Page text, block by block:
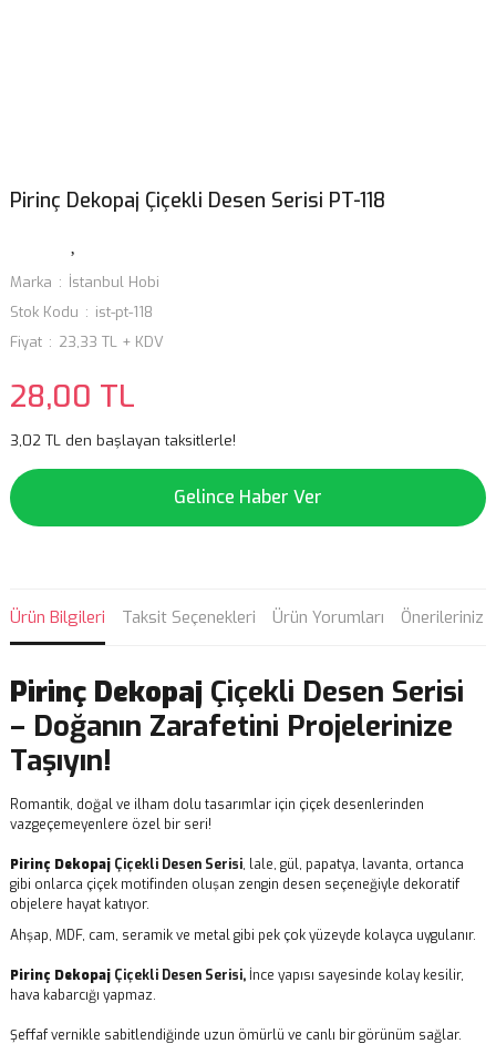
Pirinç Dekopaj Çiçekli Desen Serisi PT-118
Marka
İstanbul Hobi
Stok Kodu
ist-pt-118
Fiyat
23,33 TL + KDV
28,00 TL
3,02 TL den başlayan taksitlerle!
Gelince Haber Ver
Ürün Bilgileri Taksit Seçenekleri Ürün Yorumları Önerileriniz
Pirinç Dekopaj Çiçekli Desen Serisi
– Doğanın Zarafetini Projelerinize
Taşıyın!
Romantik, doğal ve ilham dolu tasarımlar için çiçek desenlerinden
vazgeçemeyenlere özel bir seri!
Pirinç Dekopaj Çiçekli Desen Serisi, lale, gül, papatya, lavanta, ortanca
gibi onlarca çiçek motifinden oluşan zengin desen seçeneğiyle dekoratif
objelere hayat katıyor.
Ahşap, MDF, cam, seramik ve metal gibi pek çok yüzeyde kolayca uygulanır.
Pirinç Dekopaj Çiçekli Desen Serisi, İnce yapısı sayesinde kolay kesilir,
hava kabarcığı yapmaz.
Şeffaf vernikle sabitlendiğinde uzun ömürlü ve canlı bir görünüm sağlar.